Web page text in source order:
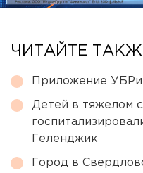
ЧИТАЙТЕ
Приложение
Детей в тяжелом
Геленджик
Город в